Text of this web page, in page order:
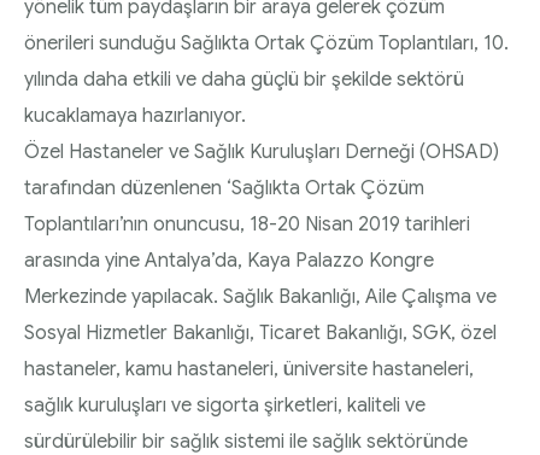
Diyabette Güncel Tedavi Seçenekleri Sunum
Dosyası
Tip1/Tip2 ve Gestasyonel Diyabet Yönetimi
Sunum Dosyası
HEMŞİRELİK YÖNETİM KOMİTESİ | 2020 Faaliyet
Raporu
HEMŞİRELİK YÖNETİM KOMİTESİ | 2021 Faaliyet
yönelik tüm paydaşların bir araya gelerek çözüm
önerileri sunduğu Sağlıkta Ortak Çözüm Toplantıları, 10.
yılında daha etkili ve daha güçlü bir şekilde sektörü
kucaklamaya hazırlanıyor.
Özel Hastaneler ve Sağlık Kuruluşları Derneği (OHSAD)
tarafından düzenlenen ‘Sağlıkta Ortak Çözüm
Toplantıları’nın onuncusu, 18-20 Nisan 2019 tarihleri
arasında yine Antalya’da, Kaya Palazzo Kongre
Merkezinde yapılacak. Sağlık Bakanlığı, Aile Çalışma ve
Sosyal Hizmetler Bakanlığı, Ticaret Bakanlığı, SGK, özel
hastaneler, kamu hastaneleri, üniversite hastaneleri,
sağlık kuruluşları ve sigorta şirketleri, kaliteli ve
sürdürülebilir bir sağlık sistemi ile sağlık sektöründe